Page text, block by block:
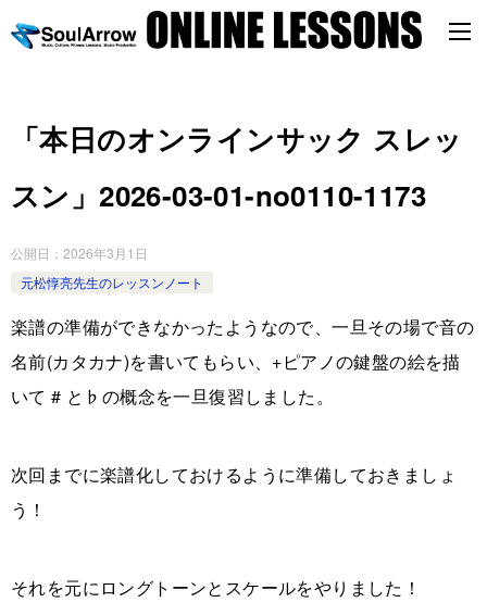
「本日のオンラインサック スレッ
スン」2026-03-01-no0110-1173
公開日： 2026年3月1日
元松惇亮先生のレッスンノート
楽譜の準備ができなかったようなので、一旦その場で音の
名前(カタカナ)を書いてもらい、+ピアノの鍵盤の絵を描
いて # と♭の概念を一旦復習しました。
次回までに楽譜化しておけるように準備しておきましょ
う！
それを元にロングトーンとスケールをやりました！